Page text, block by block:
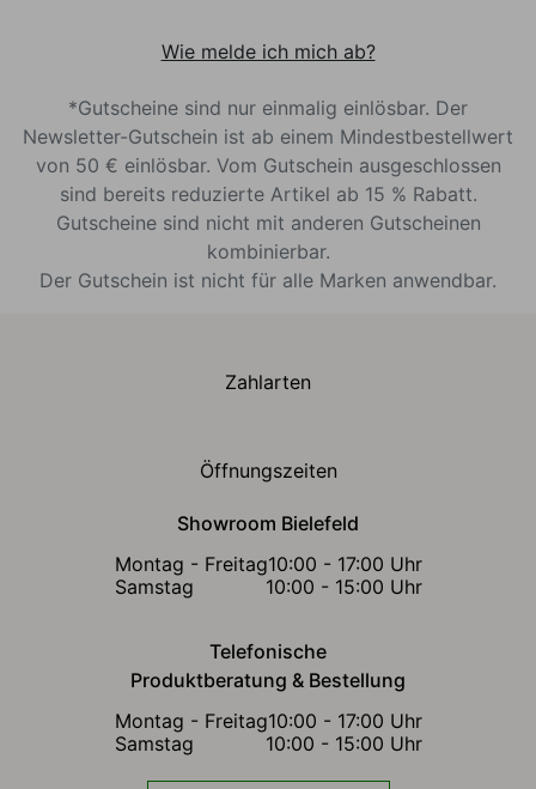
Wie melde ich mich ab?
*Gutscheine sind nur einmalig einlösbar. Der
Newsletter-Gutschein ist ab einem Mindestbestellwert
von 50 € einlösbar. Vom Gutschein ausgeschlossen
sind bereits reduzierte Artikel ab 15 % Rabatt.
Gutscheine sind nicht mit anderen Gutscheinen
kombinierbar.
Der Gutschein ist nicht für alle Marken anwendbar.
Zahlarten
Öffnungszeiten
Showroom Bielefeld
Montag - Freitag10:00 - 17:00 Uhr
Samstag
10:00 - 15:00 Uhr
Telefonische
Produktberatung & Bestellung
Montag - Freitag10:00 - 17:00 Uhr
Samstag
10:00 - 15:00 Uhr